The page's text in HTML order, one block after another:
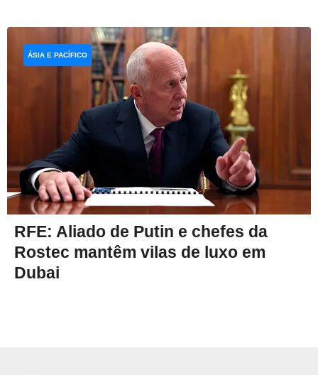
RFE: Aliado de Putin e chefes da
Rostec mantêm vilas de luxo em
Dubai
ÁSIA E PACÍFICO